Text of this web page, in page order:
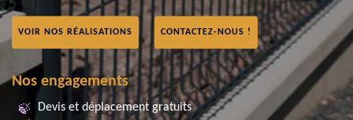
VOIR NOS RÉALISATIONS CONTACTEZ-NOUS !
Nos engagements
Devis et déplacement gratuits